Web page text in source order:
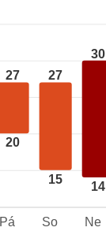
27
20
27
15
30
14
Pá So Ne